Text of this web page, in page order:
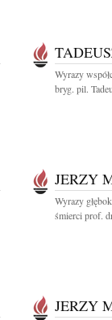
Wyrazy
bryg. pil.
JERZY
Wyrazy
śmierci prof.
JERZY